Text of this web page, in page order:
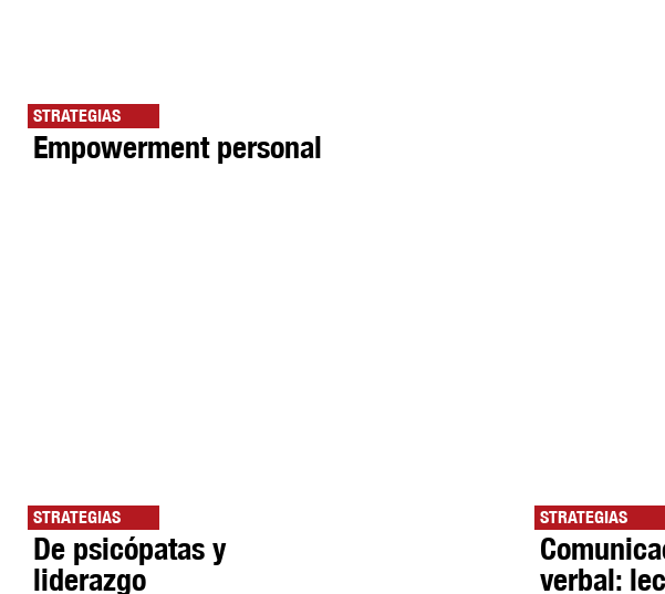
STRATEGIAS
Empowerment personal
STRATEGIAS
De psicópatas y
liderazgo
STRATEGIAS
verbal: